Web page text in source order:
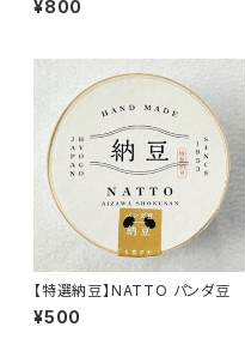
¥800
【特選納豆】NATTO パンダ豆
¥500